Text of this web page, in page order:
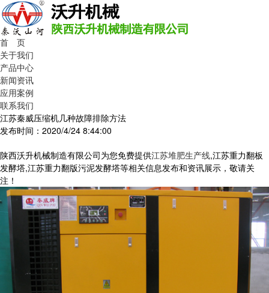
首 页
关于我们
产品中心
新闻资讯
应用案例
联系我们
江苏秦威压缩机几种故障排除方法
发布时间：2020/4/24 8:44:00
陕西沃升机械制造有限公司为您免费提供江苏堆肥生产线,江苏重力翻板
发酵塔,江苏重力翻版污泥发酵塔等相关信息发布和资讯展示，敬请关
注！